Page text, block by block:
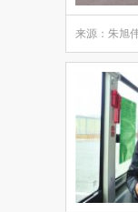
来源：朱旭